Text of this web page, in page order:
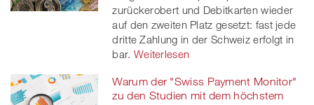
zurückerobert und Debitkarten wieder
auf den zweiten Platz gesetzt: fast jede
dritte Zahlung in der Schweiz erfolgt in
bar. Weiterlesen
Warum der "Swiss Payment Monitor"
zu den Studien mit dem höchstem